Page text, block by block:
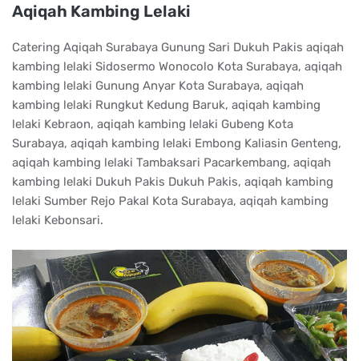
Aqiqah Kambing Lelaki
Catering Aqiqah Surabaya Gunung Sari Dukuh Pakis aqiqah
kambing lelaki Sidosermo Wonocolo Kota Surabaya, aqiqah
kambing lelaki Gunung Anyar Kota Surabaya, aqiqah
kambing lelaki Rungkut Kedung Baruk, aqiqah kambing
lelaki Kebraon, aqiqah kambing lelaki Gubeng Kota
Surabaya, aqiqah kambing lelaki Embong Kaliasin Genteng,
aqiqah kambing lelaki Tambaksari Pacarkembang, aqiqah
kambing lelaki Dukuh Pakis Dukuh Pakis, aqiqah kambing
lelaki Sumber Rejo Pakal Kota Surabaya, aqiqah kambing
lelaki Kebonsari.